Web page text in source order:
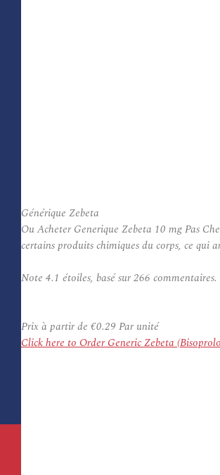
Générique Zebeta
Ou Acheter Generique Zebeta 10 mg Pas
certains produits chimiques du corps, ce qui
Note 4.1 étoiles, basé sur266 commentaires.
Prix à partir de €0.29 Par unité
Click here to Order Generic Zebeta